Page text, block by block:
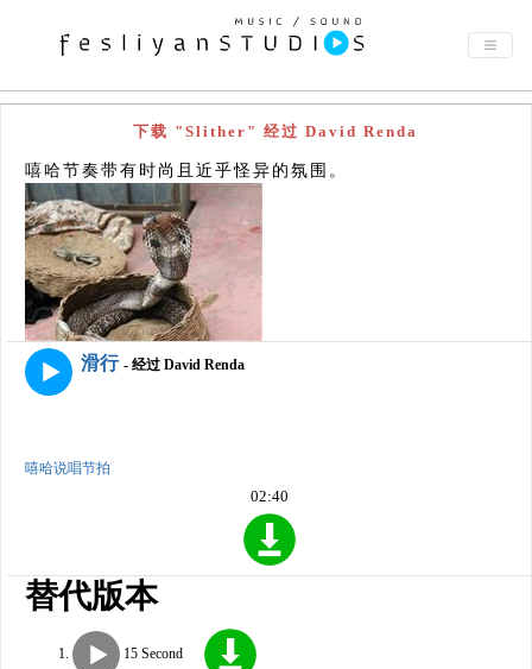
下载 "Slither" 经过 David Renda
嘻哈节奏带有时尚且近乎怪异的氛围。
滑行 - 经过 David Renda
嘻哈说唱节拍
02:40
替代版本
15 Second